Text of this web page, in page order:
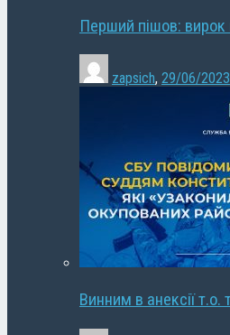
Перший пішов: вирок
zapsich, 29/06/2023
Винним в анексії т.о.